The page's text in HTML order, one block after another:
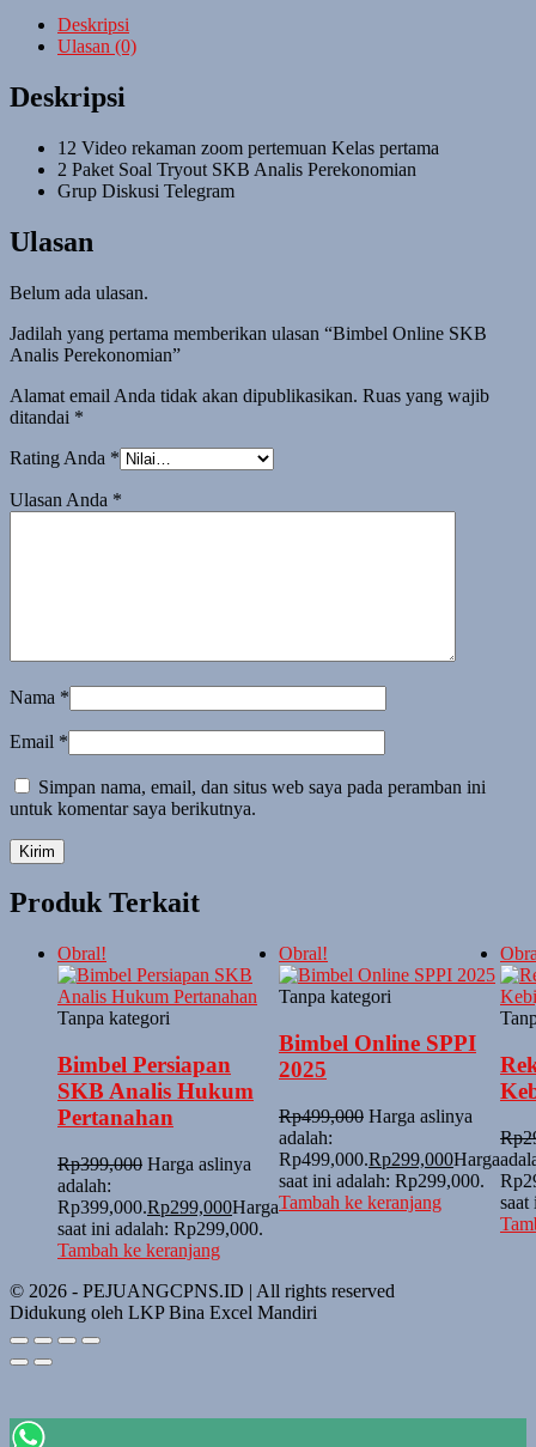
Deskripsi
Ulasan (0)
Deskripsi
12 Video rekaman zoom pertemuan Kelas pertama
2 Paket Soal Tryout SKB Analis Perekonomian
Grup Diskusi Telegram
Ulasan
Belum ada ulasan.
Jadilah yang pertama memberikan ulasan “Bimbel Online SKB
Analis Perekonomian”
Alamat email Anda tidak akan dipublikasikan. Ruas yang wajib
ditandai *
Rating Anda *
Ulasan Anda *
Nama *
Email *
Simpan nama, email, dan situs web saya pada peramban ini
untuk komentar saya berikutnya.
Produk Terkait
Obral!
Tanpa kategori
Bimbel Persiapan
SKB Analis Hukum
Pertanahan
Rp399,000 Harga aslinya
adalah:
Rp399,000.Rp299,000Harga
saat ini adalah: Rp299,000.
Tambah ke keranjang
Obral!
Tanpa kategori
Bimbel Online SPPI
2025
Rp499,000 Harga aslinya
adalah:
Rp499,000.Rp299,000Harga
saat ini adalah: Rp299,000.
Tambah ke keranjang
Rp
saat
© 2026 - PEJUANGCPNS.ID | All rights reserved
Didukung oleh LKP Bina Excel Mandiri